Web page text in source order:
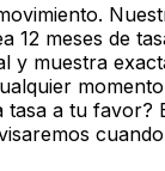
12 meses de
y muestra
tasa a tu favor?